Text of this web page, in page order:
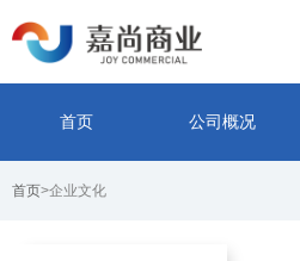
首页 公司概况
首页>企业文化